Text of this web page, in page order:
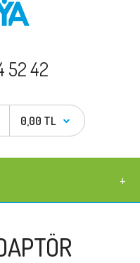
52 42
0,00 TL